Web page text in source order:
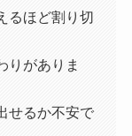
るほど割り切
りがありま
せるか不安で